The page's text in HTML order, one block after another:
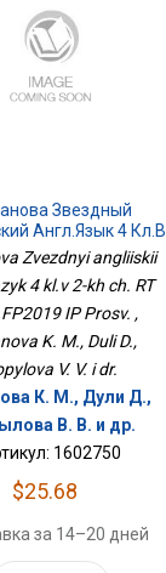
Звездный
Англ.язык 4 Кл.в
РТ Ч.2 ФП2019 ИП
Просв.
Zvezdnyi angliiskii
4 kl.v 2-kh ch. RT
IP Prosv. ,
K. M., Duli D.,
V. V. i dr.
К. М., Дули Д.,
В. В. и др.
1602750
$25.68
за 14–20 дней